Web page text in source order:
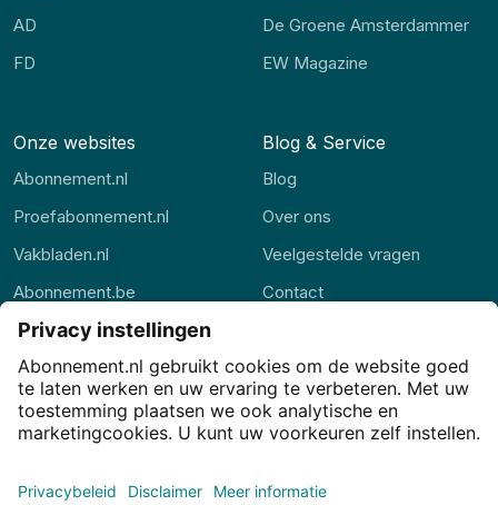
AD
FD
De Groene Amsterdammer
EW Magazine
Onze websites
Abonnement.nl
Proefabonnement.nl
Vakbladen.nl
Abonnement.be
Thuisstudie.nl
Blog & Service
Blog
Over ons
Veelgestelde vragen
Contact